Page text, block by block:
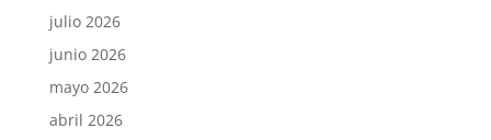
julio 2026
junio 2026
mayo 2026
abril 2026